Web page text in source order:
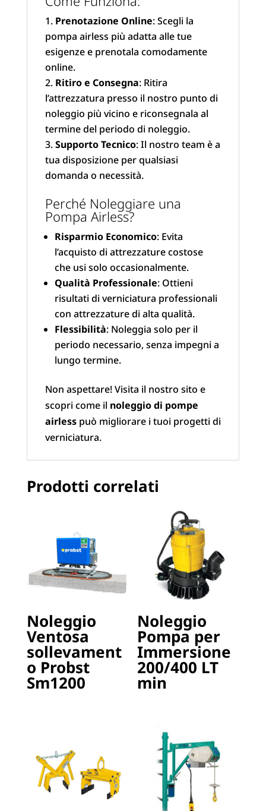
Prenotazione Online: Scegli la
pompa airless più adatta alle tue
esigenze e prenotala comodamente
online.
Ritiro e Consegna: Ritira
l’attrezzatura presso il nostro punto di
noleggio più vicino e riconsegnala al
termine del periodo di noleggio.
Supporto Tecnico: Il nostro team è a
tua disposizione per qualsiasi
domanda o necessità.
Perché Noleggiare una
Pompa Airless?
Risparmio Economico: Evita
l’acquisto di attrezzature costose
che usi solo occasionalmente.
Qualità Professionale: Ottieni
risultati di verniciatura professionali
con attrezzature di alta qualità.
Flessibilità: Noleggia solo per il
periodo necessario, senza impegni a
lungo termine.
Non aspettare! Visita il nostro sito e
scopri come il noleggio di pompe
airlesspuò migliorare i tuoi progetti di
verniciatura.
Prodotti correlati
Noleggio
Ventosa
sollevament
o Probst
Sm1200
Noleggio
Pompa per
Immersione
200/400 LT
min